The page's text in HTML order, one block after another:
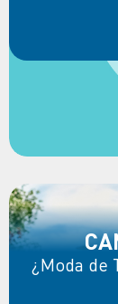
¿Moda de